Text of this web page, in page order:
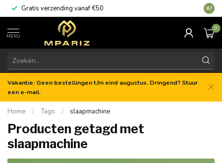
Gratis verzending vanaf €50 8.7
MENU
0
Vakantie: Geen bestellingen t/m eind augustus. Dringend? Stuur
een e-mail.
Home / Tags / slaapmachine
Producten getagd met
slaapmachine